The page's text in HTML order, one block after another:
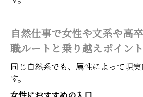
自然仕事で女性や文系や高
職ルートと乗り越えポイント
同じ自然系でも、属性によって現
す。